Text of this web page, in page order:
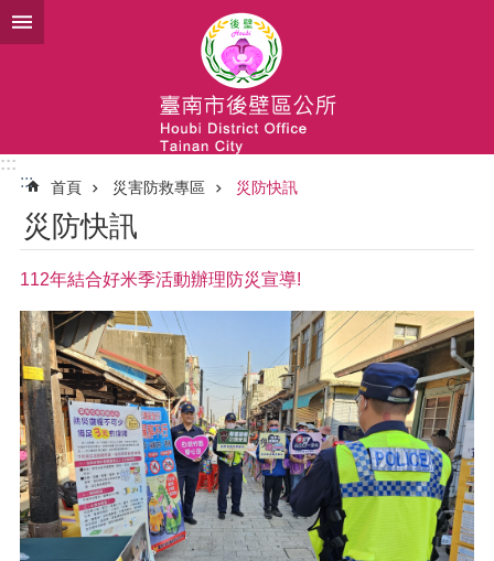
跳到主要內容區塊
:::
:::
首頁 災害防救專區 災防快訊
災防快訊
112年結合好米季活動辦理防災宣導!